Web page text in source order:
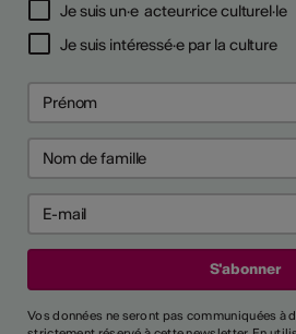
Je suis un·e acteur·rice culturel·le
Je suis intéressé·e par la culture
Vos données ne seront pas communiquées à